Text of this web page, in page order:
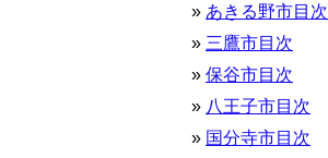
あきる野市目次
三鷹市目次
保谷市目次
八王子市目次
国分寺市目次